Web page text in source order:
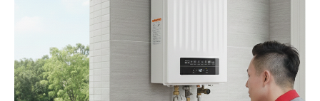
也更符合現代家庭的廚房需求！